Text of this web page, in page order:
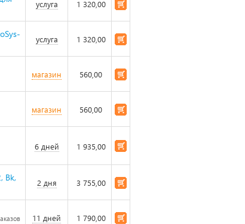
услуга 1 320,00
услуга 1 320,00
магазин 560,00
магазин 560,00
6 дней 1 935,00
Bk,
2 дня 3 755,00
11 дней 1 790,00